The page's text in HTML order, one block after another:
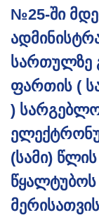
№25-ში
სართულზე
ფართის (
)
(სამი)
წყალტუბოს